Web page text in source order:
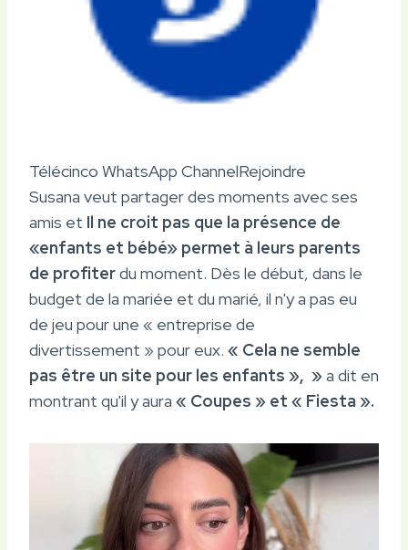
Télécinco WhatsApp ChannelRejoindre
Susana veut partager des moments avec ses
amis et Il ne croit pas que la présence de
«enfants et bébé» permet à leurs parents
de profiterdu moment. Dès le début, dans le
budget de la mariée et du marié, il n'y a pas eu
de jeu pour une « entreprise de
divertissement » pour eux. « Cela ne semble
pas être un site pour les enfants », » a dit en
montrant qu'il y aura « Coupes » et « Fiesta ».